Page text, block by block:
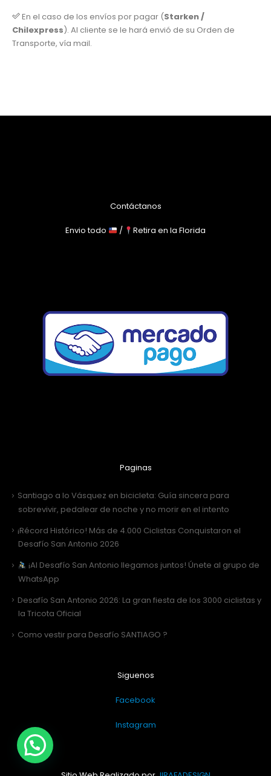
En el caso de los envíos por pagar (Starken /
Chilexpress). Al cliente se le hará envió de su Orden de
Transporte, vía mail.
Contáctanos
Envio todo / Retira en la Florida
Paginas
Santiago a lo Vásquez en bicicleta: Guía sincera para
sobrevivir, pedalear de noche y no morir en el intento
¡Récord Histórico! Más de 4.000 Ciclistas Conquistaron el
Desafío San Antonio 2026
¡Al Desafío San Antonio llegamos juntos! Únete al grupo de
WhatsApp
Desafío San Antonio 2026: La gran fiesta de los 3000 ciclistas y
la Tricota Oficial
Como vestir para Desafío SANTIAGO ?
Siguenos
Facebook
Instagram